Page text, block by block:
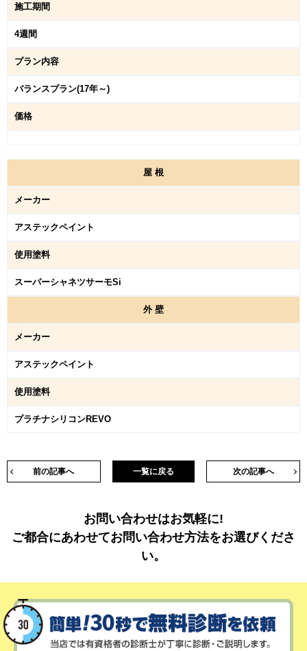
施工期間
4週間
プラン内容
バランスプラン(17年～)
価格
屋 根
メーカー
アステックペイント
使用塗料
スーパーシャネツサーモSi
外 壁
メーカー
アステックペイント
使用塗料
プラチナシリコンREVO
前の記事へ 次の記事へ
一覧に戻る
お問い合わせはお気軽に!
ご都合にあわせてお問い合わせ方法をお選びくださ
い。